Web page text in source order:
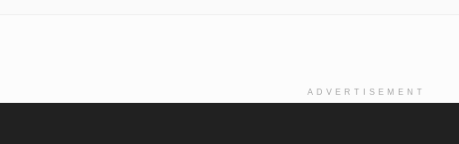
ADVERTISEMENT